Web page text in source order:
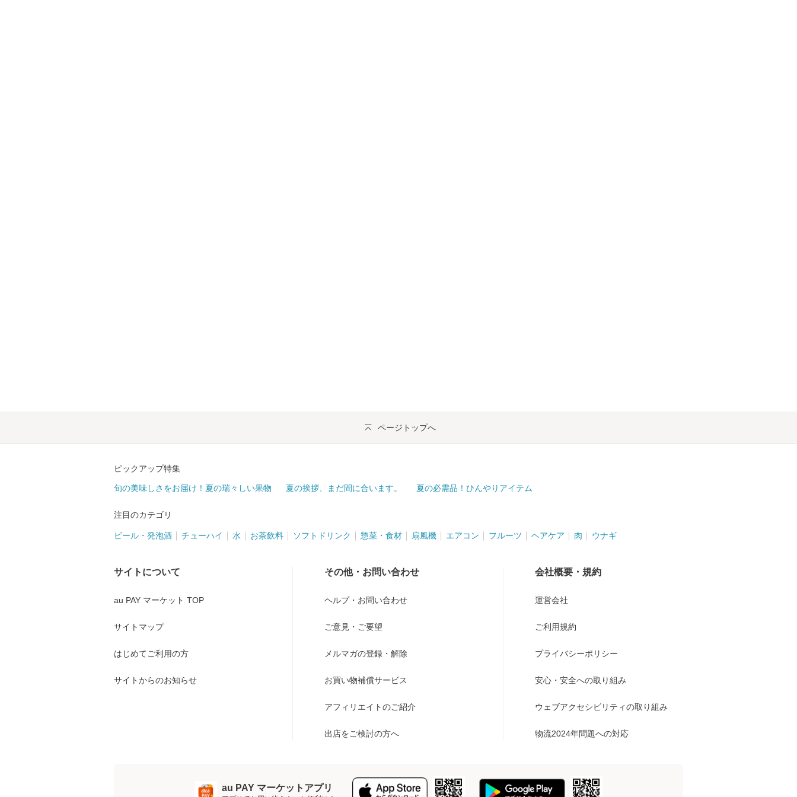
ページトップへ
ピックアップ特集
旬の美味しさをお届け！夏の瑞々しい果物 夏の挨拶、まだ間に合います。 夏の必需品！ひんやりアイテム
注目のカテゴリ
ビール・発泡酒 チューハイ 水 お茶飲料 ソフトドリンク 惣菜・食材 扇風機 エアコン フルーツ ヘアケア 肉 ウナギ
サイトについて
au PAY マーケット TOP
サイトマップ
はじめてご利用の方
サイトからのお知らせ
その他・お問い合わせ
ヘルプ・お問い合わせ
ご意見・ご要望
メルマガの登録・解除
お買い物補償サービス
アフィリエイトのご紹介
出店をご検討の方へ
会社概要・規約
運営会社
ご利用規約
プライバシーポリシー
安心・安全への取り組み
ウェブアクセシビリティの取り組み
物流2024年問題への対応
au PAY マーケットアプリ